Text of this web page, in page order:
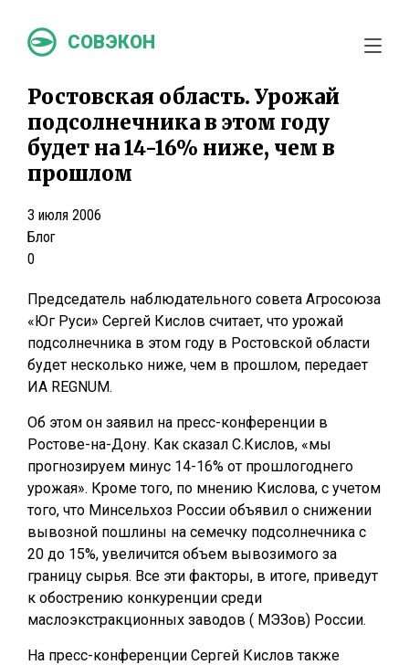
СОВЭКОН
Ростовская область. Урожай
подсолнечника в этом году
будет на 14-16% ниже, чем в
прошлом
3 июля 2006
Блог
0
Председатель наблюдательного совета Агросоюза
«Юг Руси» Сергей Кислов считает, что урожай
подсолнечника в этом году в Ростовской области
будет несколько ниже, чем в прошлом, передает
ИА REGNUM.
Об этом он заявил на пресс-конференции в
Ростове-на-Дону. Как сказал С.Кислов, «мы
прогнозируем минус 14-16% от прошлогоднего
урожая». Кроме того, по мнению Кислова, с учетом
того, что Минсельхоз России объявил о снижении
вывозной пошлины на семечку подсолнечника с
20 до 15%, увеличится объем вывозимого за
границу сырья. Все эти факторы, в итоге, приведут
к обострению конкуренции среди
маслоэкстракционных заводов ( МЭЗов) России.
На пресс-конференции Сергей Кислов также